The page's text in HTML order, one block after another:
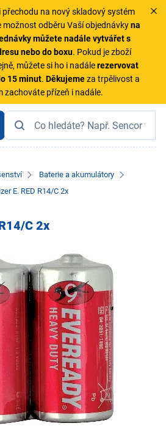
přechodu na nový skladový systém
možnost odběru Vaší objednávkyna
můžete nadále vytvářet s
nebo do boxu. Pokud je zboží
můžete si ho i nadálerezervovat
15 minut. Děkujemeza trpělivost a
zachováte přízeň i nadále.
Baterie a akumulátory
E. RED R14/C 2x
C 2x